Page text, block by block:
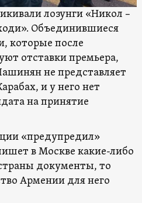
лозунги «Никол –
Объединившиеся
которые после
отставки премьера,
не представляет
и у него нет
на принятие
«предупредил»
в Москве какие-либо
документы, то
Армении для него